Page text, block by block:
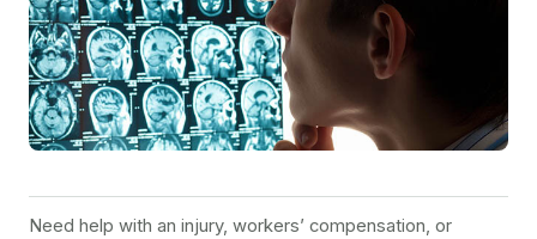
Need help with an injury, workers’ compensation, or